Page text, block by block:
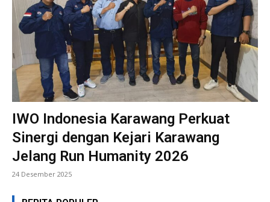
IWO Indonesia Karawang Perkuat
Sinergi dengan Kejari Karawang
Jelang Run Humanity 2026
24 Desember 2025